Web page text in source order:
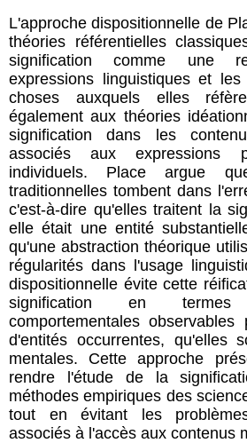
L'approche dispositionnelle de
théories référentielles
signification comme une
expressions linguistiques et
choses auxquels elles
également aux théories
signification dans les
associés aux expressions
individuels. Place argue
traditionnelles tombent dans
c'est-à-dire qu'elles traitent la
elle était une entité
qu'une abstraction théorique
régularités dans l'usage
dispositionnelle évite cette
signification en
comportementales
d'entités occurrentes, qu'elles
mentales. Cette approche
rendre l'étude de la
méthodes empiriques des
tout en évitant les
associés à l'accès aux contenus